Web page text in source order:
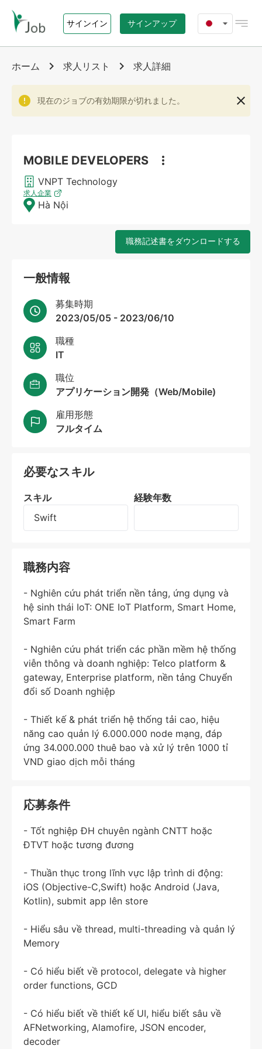
サインイン サインアップ
ホーム
ジョブズ
i-Job.vn について
お問い合わせ
ホーム 求人リスト 求人詳細
現在のジョブの有効期限が切れました。
MOBILE DEVELOPERS
VNPT Technology
求人企業
Hà Nội
職務記述書をダウンロードする
一般情報
募集時期
2023/05/05 - 2023/06/10
職種
IT
職位
アプリケーション開発（Web/Mobile)
雇用形態
フルタイム
必要なスキル
スキル
経験年数
Swift
職務内容
- Nghiên cứu phát triển nền tảng, ứng dụng và
hệ sinh thái IoT: ONE IoT Platform, Smart Home,
Smart Farm
- Nghiên cứu phát triển các phần mềm hệ thống
viễn thông và doanh nghiệp: Telco platform &
gateway, Enterprise platform, nền tảng Chuyển
đổi số Doanh nghiệp
- Thiết kế & phát triển hệ thống tải cao, hiệu
năng cao quản lý 6.000.000 node mạng, đáp
ứng 34.000.000 thuê bao và xử lý trên 1000 tỉ
VND giao dịch mỗi tháng
応募条件
- Tốt nghiệp ĐH chuyên ngành CNTT hoặc
ĐTVT hoặc tương đương
- Thuần thục trong lĩnh vực lập trình di động:
iOS (Objective-C,Swift) hoặc Android (Java,
Kotlin), submit app lên store
- Hiểu sâu về thread, multi-threading và quản lý
Memory
- Có hiểu biết về protocol, delegate và higher
order functions, GCD
- Có hiểu biết về thiết kế UI, hiểu biết sâu về
AFNetworking, Alamofire, JSON encoder,
decoder